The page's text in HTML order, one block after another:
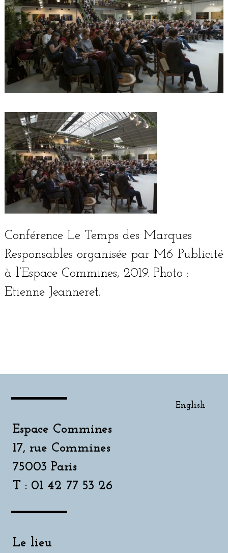
Conférence Le Temps des Marques
Responsables orga­ni­sée par M6 Publicité
à l’Espace Commines, 2019. Photo :
Etienne Jeanneret.
Espace Commines
17, rue Commines
75003 Paris
T : 01 42 77 53 26
Le lieu
English